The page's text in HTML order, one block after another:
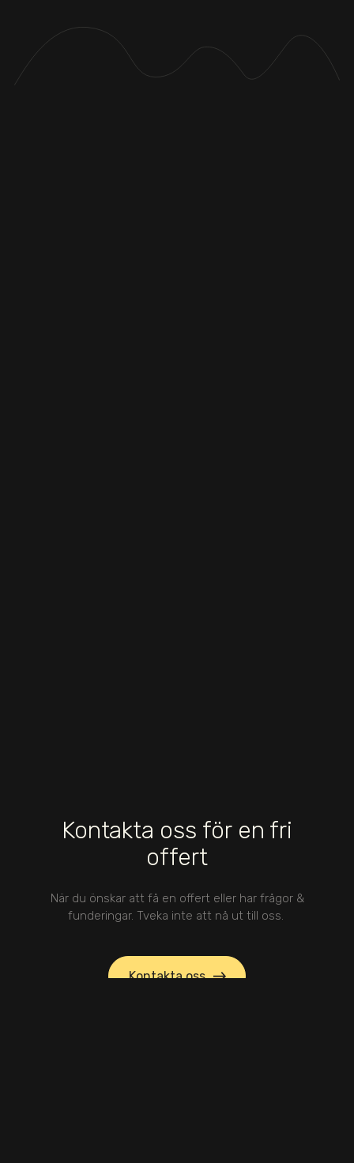
Kontakta oss för en fri
offert
När du önskar att få en offert eller har frågor &
funderingar. Tveka inte att nå ut till oss.
Kontakta oss